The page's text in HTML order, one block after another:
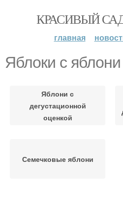
КРАСИВЫЙ
главная
Яблоки с яблони
Яблони с
дегустационной
оценкой
Семечковые яблони